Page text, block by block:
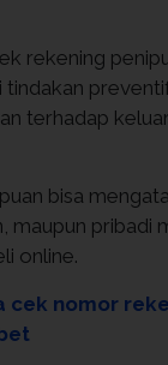
rekening
terhadap
bisa
maupun pribadi
online.
cek nomor